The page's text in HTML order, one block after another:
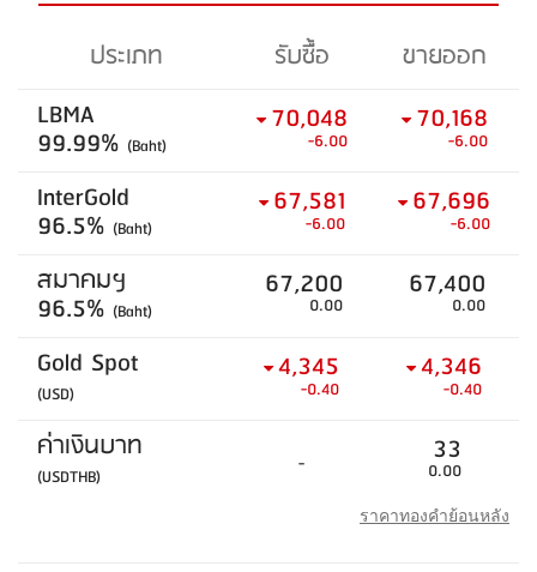
ประเภท รับซื้อ
ขายออก
LBMA
99.99% (Baht)
70,048
-6.00
70,168
-6.00
InterGold
96.5% (Baht)
67,581
-6.00
67,696
-6.00
สมาคมฯ
96.5% (Baht)
67,200
0.00
67,400
0.00
Gold Spot
(USD)
4,345
-0.40
4,346
-0.40
ค่าเงินบาท
(USDTHB) - 33
0.00
ราคาทองคำย้อนหลัง